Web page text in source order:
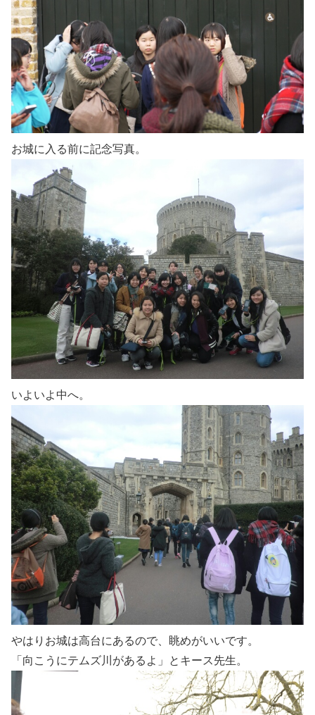
お城に入る前に記念写真。
いよいよ中へ。
やはりお城は高台にあるので、眺めがいいです。
「向こうにテムズ川があるよ」とキース先生。